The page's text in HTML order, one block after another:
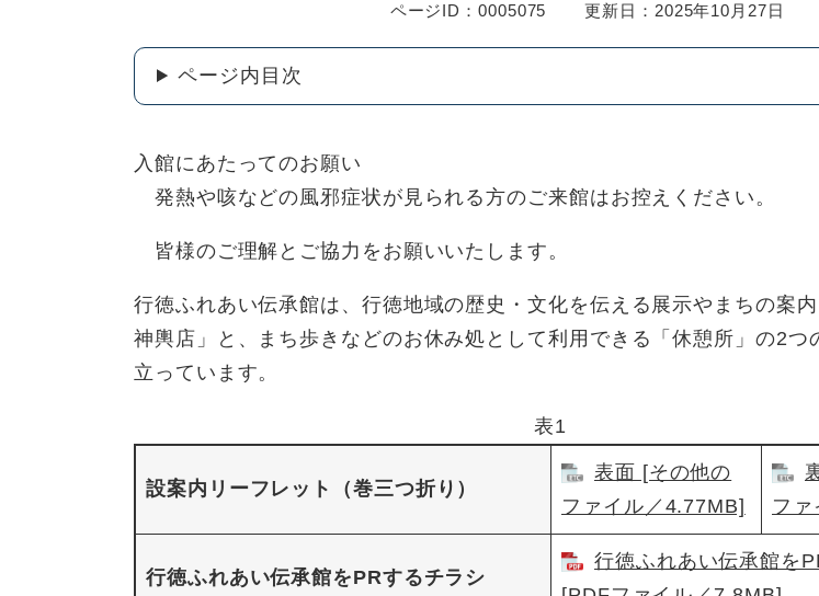
ページID：0005075 更新日：2025年10月27日
ページ内目次
入館にあたってのお願い
発熱や咳などの風邪症状が見られる方のご来館はお控えください。
皆様のご理解とご協力をお願いいたします。
行徳ふれあい伝承館は、行徳地域の歴史・文化を伝える展示やまちの案
神輿店」と、まち歩きなどのお休み処として利用できる「休憩所」の2つ
立っています。
表1
設案内リーフレット（巻三つ折り）
表面 [その他の
ファイル／4.77MB]
フ
行徳ふれあい伝承館をPRするチラシ
行徳ふれあい伝承館を